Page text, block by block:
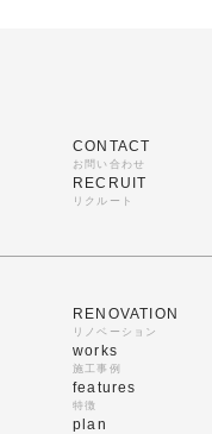
CONTACT
お問い合わせ
RECRUIT
リクルート
RENOVATION
リノベーション
works
施工事例
features
特徴
plan